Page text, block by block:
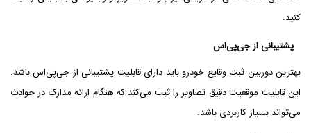
کنید.
پشتیبانی از جی‌پی‌اس
بهترین دوربین ثبت وقایع خودرو باید دارای قابلیت پشتیبانی از جی‌پی‌اس باشد.
این قابلیت موقعیت دقیق تصاویر را ثبت می‌کند که هنگام ارائه مدارک در حوادث
می‌تواند بسیار کاربردی باشد.